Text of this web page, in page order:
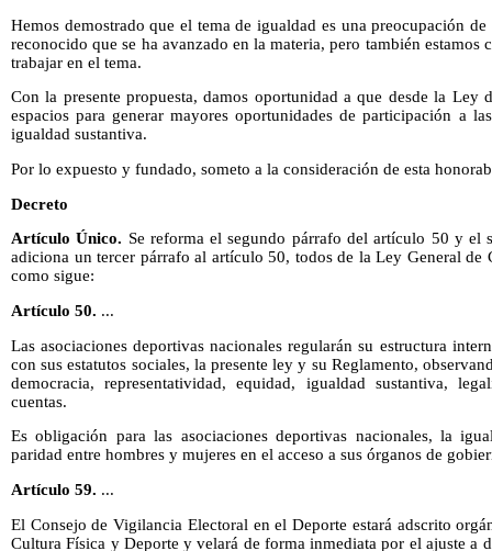
Hemos demostrado que el tema de igualdad es una preocupación
reconocido que se ha avanzado en la materia, pero también estamos
trabajar en el tema.
Con la presente propuesta, damos oportunidad a que desde la Ley
espacios para generar mayores oportunidades de participación a
igualdad sustantiva.
Por lo expuesto y fundado, someto a la consideración de esta
Decreto
Artículo Único. Se reforma el segundo párrafo del artículo 50 y el
adiciona un tercer párrafo al artículo 50, todos de la Ley General de
como sigue:
Artículo 50. ...
Las asociaciones deportivas nacionales regularán su estructura
con sus estatutos sociales, la presente ley y su Reglamento,
democracia, representatividad, equidad, igualdad sustantiva,
cuentas.
Es obligación para las asociaciones deportivas nacionales, la
paridad entre hombres y mujeres en el acceso a sus órganos de
Artículo 59. ...
El Consejo de Vigilancia Electoral en el Deporte estará adscrito
Cultura Física y Deporte y velará de forma inmediata por el ajuste a